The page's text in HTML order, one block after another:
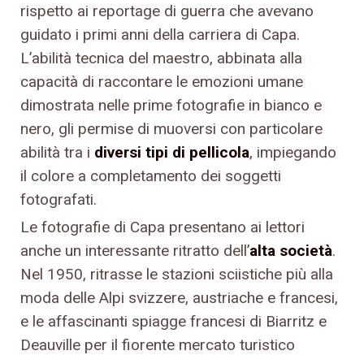
rispetto ai reportage di guerra che avevano
guidato i primi anni della carriera di Capa.
L’abilità tecnica del maestro, abbinata alla
capacità di raccontare le emozioni umane
dimostrata nelle prime fotografie in bianco e
nero, gli permise di muoversi con particolare
abilità tra i diversi tipi di pellicola, impiegando
il colore a completamento dei soggetti
fotografati.
Le fotografie di Capa presentano ai lettori
anche un interessante ritratto dell’alta società.
Nel 1950, ritrasse le stazioni sciistiche più alla
moda delle Alpi svizzere, austriache e francesi,
e le affascinanti spiagge francesi di Biarritz e
Deauville per il fiorente mercato turistico